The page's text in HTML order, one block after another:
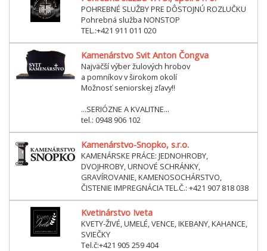
POHREBNÉ SLUŽBY PRE DÔSTOJNÚ ROZLUČKU
Pohrebná služba NONSTOP
TEL.:+421 911 011 020
Kamenárstvo Svit Anton Čongva
Najväčší výber žulových hrobov
a pomníkov v širokom okolí
Možnosť seniorskej zľavy!!
...SERIÓZNE A KVALITNE...
tel.: 0948 906 102
Kamenárstvo-Snopko, s.r.o.
KAMENÁRSKE PRÁCE: JEDNOHROBY,
DVOJHROBY, URNOVÉ SCHRÁNKY,
GRAVÍROVANIE, KAMENOSOCHÁRSTVO,
ČISTENIE IMPREGNÁCIA TEL.Č.: +421 907 818 038
Kvetinárstvo Iveta
KVETY-ŽIVÉ, UMELÉ, VENCE, IKEBANY, KAHANCE,
SVIEČKY
Tel.č:+421 905 259 404